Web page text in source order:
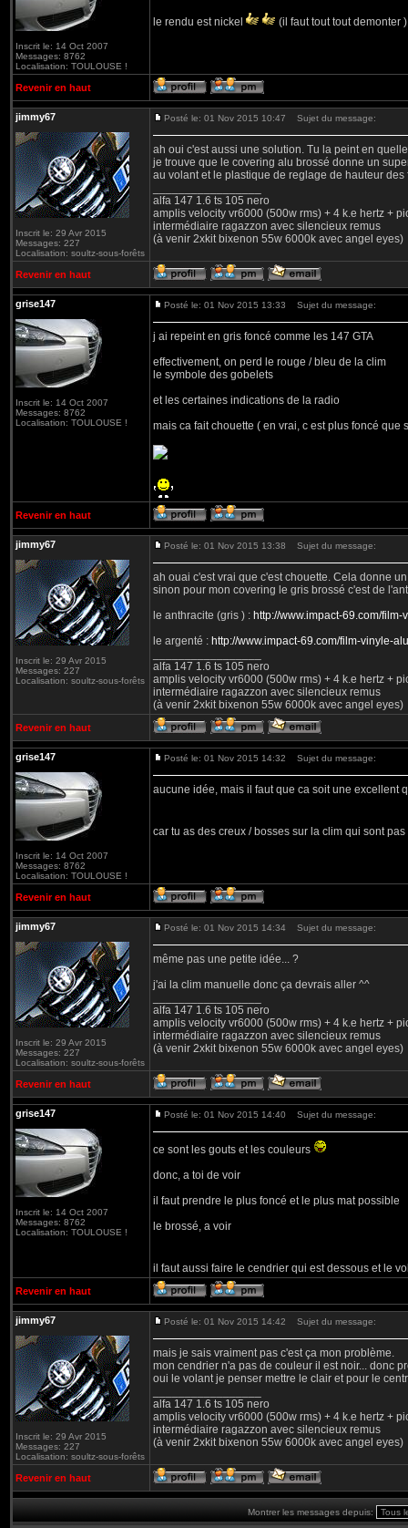
Inscrit le: 14 Oct 2007
Messages: 8762
Localisation: TOULOUSE !
le rendu est nickel (il faut tout tout demonter
Revenir en haut
jimmy67
Inscrit le: 29 Avr 2015
Messages: 227
Localisation: soultz-sous-forêts
Posté le: 01 Nov 2015 10:47 Sujet du message:
ah oui c'est aussi une solution. Tu la peint en
je trouve que le covering alu brossé donne un
au volant et le plastique de reglage de hauteur
alfa 147 1.6 ts 105 nero
amplis velocity vr6000 (500w rms) + 4 k.e hertz +
intermédiaire ragazzon avec silencieux remus
(à venir 2xkit bixenon 55w 6000k avec angel eyes)
Revenir en haut
grise147
Inscrit le: 14 Oct 2007
Messages: 8762
Localisation: TOULOUSE !
Posté le: 01 Nov 2015 13:33 Sujet du message:
j ai repeint en gris foncé comme les 147 GTA
effectivement, on perd le rouge / bleu de la clim
le symbole des gobelets
et les certaines indications de la radio
mais ca fait chouette ( en vrai, c est plus foncé que
Revenir en haut
jimmy67
Inscrit le: 29 Avr 2015
Messages: 227
Localisation: soultz-sous-forêts
Posté le: 01 Nov 2015 13:38 Sujet du message:
ah ouai c'est vrai que c'est chouette. Cela donne
sinon pour mon covering le gris brossé c'est de
le anthracite (gris ) : http://www.impact-69.com/
le argenté : http://www.impact-69.com/film-vinyle-
alfa 147 1.6 ts 105 nero
amplis velocity vr6000 (500w rms) + 4 k.e hertz +
intermédiaire ragazzon avec silencieux remus
(à venir 2xkit bixenon 55w 6000k avec angel eyes)
Revenir en haut
grise147
Inscrit le: 14 Oct 2007
Messages: 8762
Localisation: TOULOUSE !
Posté le: 01 Nov 2015 14:32 Sujet du message:
aucune idée, mais il faut que ca soit une excellent
car tu as des creux / bosses sur la clim qui sont
Revenir en haut
jimmy67
Inscrit le: 29 Avr 2015
Messages: 227
Localisation: soultz-sous-forêts
Posté le: 01 Nov 2015 14:34 Sujet du message:
même pas une petite idée... ?
j'ai la clim manuelle donc ça devrais aller ^^
alfa 147 1.6 ts 105 nero
amplis velocity vr6000 (500w rms) + 4 k.e hertz +
intermédiaire ragazzon avec silencieux remus
(à venir 2xkit bixenon 55w 6000k avec angel eyes)
Revenir en haut
grise147
Inscrit le: 14 Oct 2007
Messages: 8762
Localisation: TOULOUSE !
Posté le: 01 Nov 2015 14:40 Sujet du message:
ce sont les gouts et les couleurs
donc, a toi de voir
il faut prendre le plus foncé et le plus mat possible
le brossé, a voir
il faut aussi faire le cendrier qui est dessous et le
Revenir en haut
jimmy67
Inscrit le: 29 Avr 2015
Messages: 227
Localisation: soultz-sous-forêts
Posté le: 01 Nov 2015 14:42 Sujet du message:
mais je sais vraiment pas c'est ça mon problème.
mon cendrier n'a pas de couleur il est noir... donc
oui le volant je penser mettre le clair et pour le
alfa 147 1.6 ts 105 nero
amplis velocity vr6000 (500w rms) + 4 k.e hertz +
intermédiaire ragazzon avec silencieux remus
(à venir 2xkit bixenon 55w 6000k avec angel eyes)
Revenir en haut
Montrer les messages depuis: